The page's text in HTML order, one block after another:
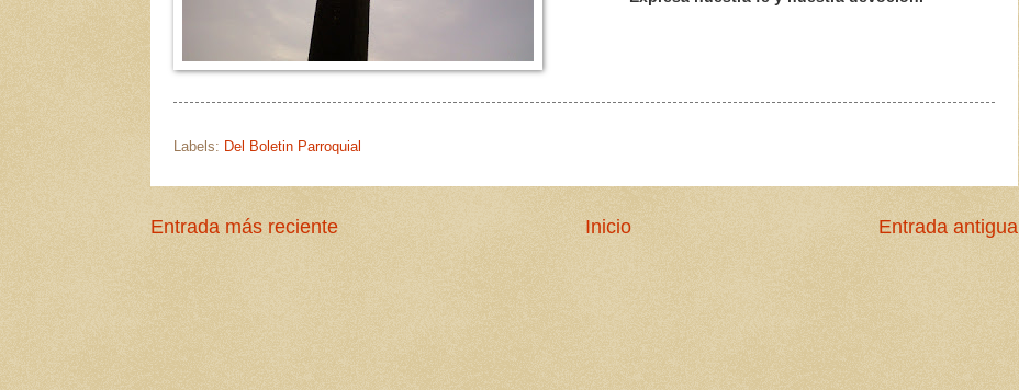
Labels: Del Boletin Parroquial
Entrada más reciente Entrada antigua
Inicio